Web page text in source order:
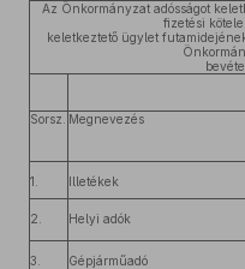
Az Önkormányzat adósságot
fizetési
keletkeztető ügylet
Sorsz. Megnevezés
1. Illetékek
2. Helyi adók
3.
Gépjárműadó